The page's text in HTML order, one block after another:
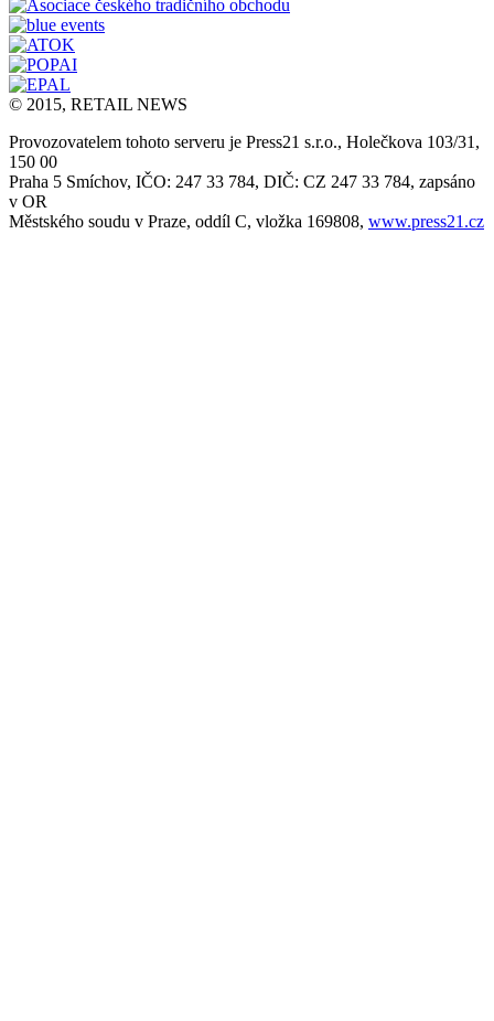
© 2015, RETAIL NEWS
Provozovatelem tohoto serveru je Press21 s.r.o., Holečkova 103/31,
150 00
Praha 5 Smíchov, IČO: 247 33 784, DIČ: CZ 247 33 784, zapsáno
v OR
Městského soudu v Praze, oddíl C, vložka 169808, www.press21.cz